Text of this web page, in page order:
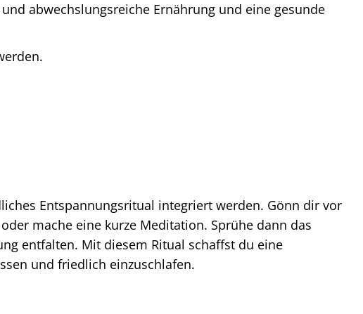
abwechslungsreiche Ernährung und eine gesunde
Entspannungsritual integriert werden. Gönn dir vor
mache eine kurze Meditation. Sprühe dann das
entfalten. Mit diesem Ritual schaffst du eine
und friedlich einzuschlafen.